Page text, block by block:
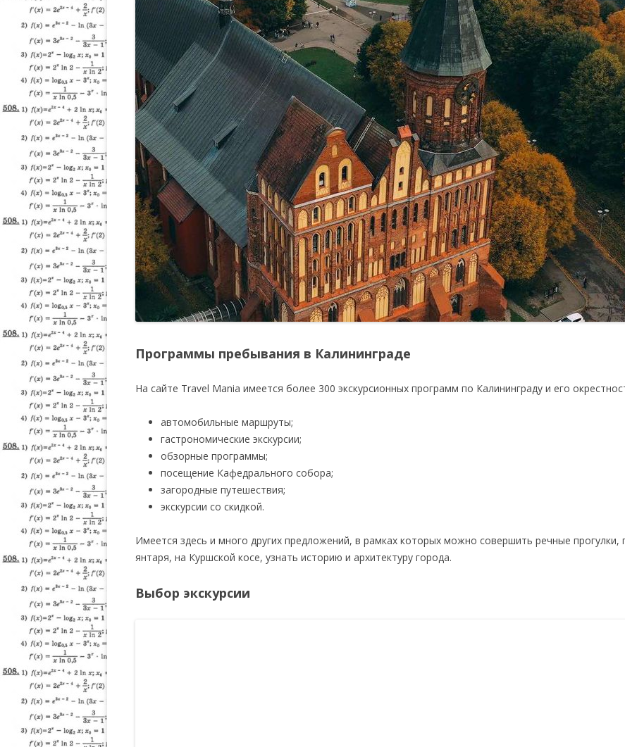
Программы пребывания в Калининграде
На сайте Travel Mania имеется более 300 экскурсионных программ по Калининграду и его
автомобильные маршруты;
гастрономические экскурсии;
обзорные программы;
посещение Кафедрального собора;
загородные путешествия;
экскурсии со скидкой.
Имеется здесь и много других предложений, в рамках которых можно совершить речные
янтаря, на Куршской косе, узнать историю и архитектуру города.
Выбор экскурсии